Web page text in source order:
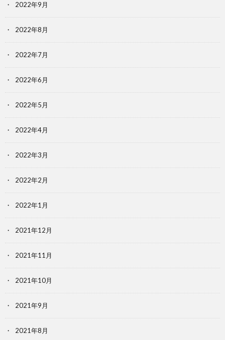
2022年9月
2022年8月
2022年7月
2022年6月
2022年5月
2022年4月
2022年3月
2022年2月
2022年1月
2021年12月
2021年11月
2021年10月
2021年9月
2021年8月